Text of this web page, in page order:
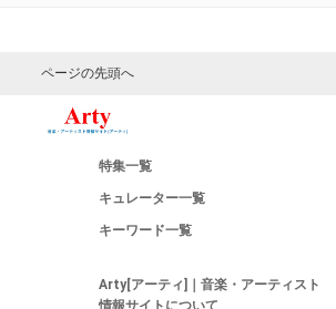
ページの先頭へ
特集一覧
キュレーター一覧
キーワード一覧
Arty[アーティ]｜音楽・アーティスト